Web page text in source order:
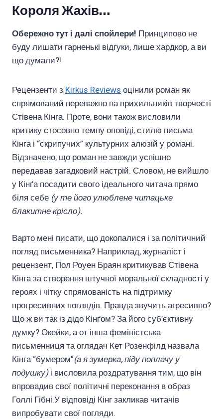
Короля Жахів…
Обережно тут і далі спойлери! Принципово не
буду лишати гарненькі відгуки, лише хардкор, а ви
що думали?!
Рецензенти з Kirkus Reviews оцінили роман як
спрямований переважно на прихильників творчості
Стівена Кінга. Проте, вони також висловили
критику стосовно темпу оповіді, стилю письма
Кінга і “скрипучих” культурних алюзій у романі.
Відзначено, що роман не завжди успішно
передавав загадковий настрій. Словом, не вийшло
у Кінґа посадити свого ідеального читача прямо
біля себе (у те його улюблене читацьке
блакитне крісло).
Варто мені писати, що докопалися і за політичний
погляд письменника? Наприклад, журналіст і
рецензент, Пол Роуен Браян критикував Стівена
Кінга за створення штучної моральної складності у
героях і чітку спрямованість на підтримку
прогресивних поглядів. Правда звучить агресивно?
Що ж ви так із дідо Кінґом? За його суб’єктивну
думку? Окейки, а от інша феміністська
письменниця та оглядач Кет Розенфілд назвала
Кінга “бумером”(а я зумерка, піду поплачу у
подушку)і висловила роздратування тим, що він
впровадив свої політичні переконання в образ
Голлі Гібні.У відповіді Кінг закликав читачів
випробувати свої погляди.